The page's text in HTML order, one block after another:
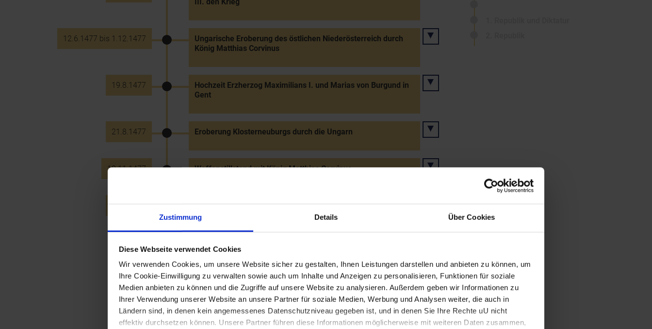
Zustimmung Details Über Cookies
Diese Webseite verwendet Cookies
Wir verwenden Cookies, um unsere Website sicher zu gestalten, Ihnen Leistungen darstellen und anbieten zu können, um
Ihre Cookie-Einwilligung zu verwalten sowie auch um Inhalte und Anzeigen zu personalisieren, Funktionen für soziale
Medien anbieten zu können und die Zugriffe auf unsere Website zu analysieren. Außerdem geben wir Informationen zu
Ihrer Verwendung unserer Website an unsere Partner für soziale Medien, Werbung und Analysen weiter, die auch in
Ländern sind, in denen kein angemessenes Datenschutzniveau gegeben ist, und in denen Sie Ihre Rechte uU nicht
effektiv durchsetzen können. Unsere Partner führen diese Informationen möglicherweise mit weiteren Daten zusammen,
12.6.1477 bis 1.12.1477
Ungarische Eroberung des östlichen Niederösterreich durch
König Matthias Corvinus
19.8.1477
Hochzeit Erzherzog Maximilians I. und Marias von Burgund in
Gent
21.8.1477 Eroberung Klosterneuburgs durch die Ungarn
10.11.1477 Waffenstillstand mit König Matthias Corvinus
1.12.1477
Frieden von Gmunden/Korneuburg mit König Matthias
Corvinus (bestätigt am 18.12. in Korneuburg)
1479
Transferierung des St. Georgs-Ritterorden von Millstatt nach
Wiener Neustadt
1480 Genehmigung der Weinmaut für Ybbs